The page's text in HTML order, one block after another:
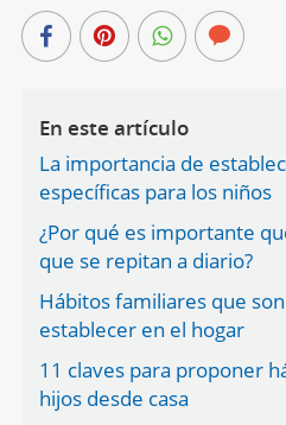
En este artículo
La importancia de
específicas para los niños
¿Por qué es importante
que se repitan a diario?
Hábitos familiares que
establecer en el hogar
11 claves para proponer
hijos desde casa